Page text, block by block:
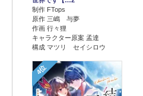
制作 FTops
原作 三嶋 与夢
作画 行々狸
キャラクター原案 孟達
構成 マツリ セイシロウ
4位